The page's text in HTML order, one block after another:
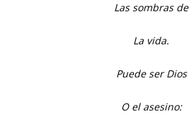
Las sombras de
La vida.
Puede ser Dios
O el asesino: